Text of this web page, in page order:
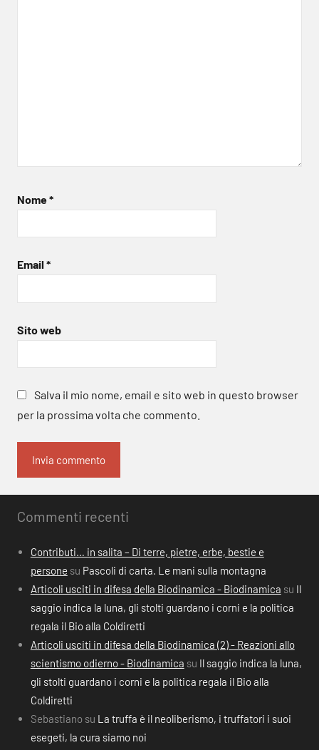
Nome*
Email *
Sito web
Salva il mio nome, email e sito web in questo browser
per la prossima volta che commento.
Commenti recenti
Contributi… in salita – Di terre, pietre, erbe, bestie e
persone su Pascoli di carta. Le mani sulla montagna
Articoli usciti in difesa della Biodinamica - Biodinamica su Il
saggio indica la luna, gli stolti guardano i corni e la politica
regala il Bio alla Coldiretti
Articoli usciti in difesa della Biodinamica (2) - Reazioni allo
scientismo odierno - Biodinamica su Il saggio indica la luna,
gli stolti guardano i corni e la politica regala il Bio alla
Coldiretti
Sebastiano su La truffa è il neoliberismo, i truffatori i suoi
esegeti, la cura siamo noi